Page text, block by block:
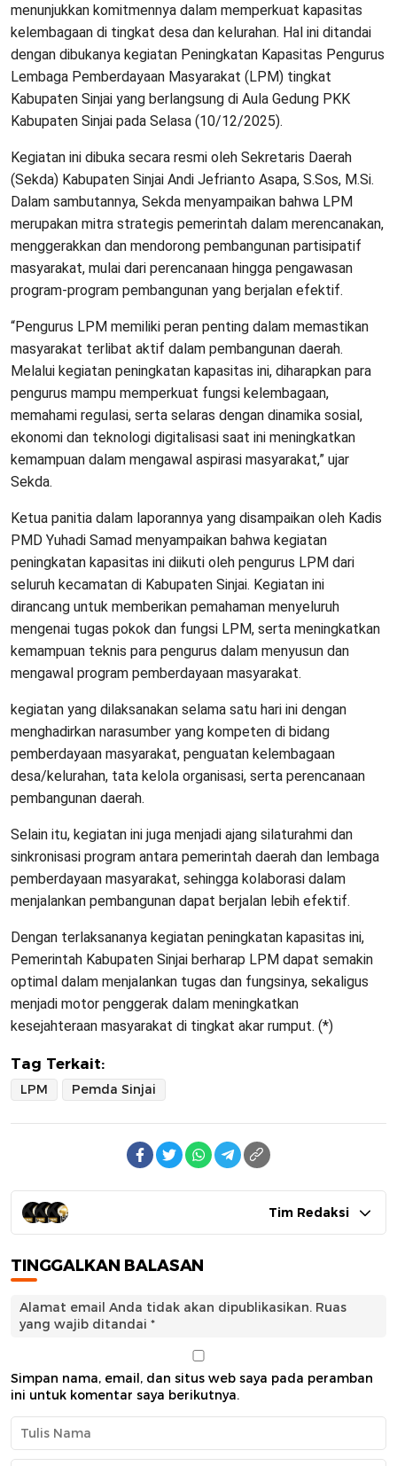
menunjukkan komitmennya dalam memperkuat kapasitas
kelembagaan di tingkat desa dan kelurahan. Hal ini ditandai
dengan dibukanya kegiatan Peningkatan Kapasitas Pengurus
Lembaga Pemberdayaan Masyarakat (LPM) tingkat
Kabupaten Sinjai yang berlangsung di Aula Gedung PKK
Kabupaten Sinjai pada Selasa (10/12/2025).
Kegiatan ini dibuka secara resmi oleh Sekretaris Daerah
(Sekda) Kabupaten Sinjai Andi Jefrianto Asapa, S.Sos, M.Si.
Dalam sambutannya, Sekda menyampaikan bahwa LPM
merupakan mitra strategis pemerintah dalam merencanakan,
menggerakkan dan mendorong pembangunan partisipatif
masyarakat, mulai dari perencanaan hingga pengawasan
program-program pembangunan yang berjalan efektif.
“Pengurus LPM memiliki peran penting dalam memastikan
masyarakat terlibat aktif dalam pembangunan daerah.
Melalui kegiatan peningkatan kapasitas ini, diharapkan para
pengurus mampu memperkuat fungsi kelembagaan,
memahami regulasi, serta selaras dengan dinamika sosial,
ekonomi dan teknologi digitalisasi saat ini meningkatkan
kemampuan dalam mengawal aspirasi masyarakat,” ujar
Sekda.
Ketua panitia dalam laporannya yang disampaikan oleh Kadis
PMD Yuhadi Samad menyampaikan bahwa kegiatan
peningkatan kapasitas ini diikuti oleh pengurus LPM dari
seluruh kecamatan di Kabupaten Sinjai. Kegiatan ini
dirancang untuk memberikan pemahaman menyeluruh
mengenai tugas pokok dan fungsi LPM, serta meningkatkan
kemampuan teknis para pengurus dalam menyusun dan
mengawal program pemberdayaan masyarakat.
kegiatan yang dilaksanakan selama satu hari ini dengan
menghadirkan narasumber yang kompeten di bidang
pemberdayaan masyarakat, penguatan kelembagaan
desa/kelurahan, tata kelola organisasi, serta perencanaan
pembangunan daerah.
Selain itu, kegiatan ini juga menjadi ajang silaturahmi dan
sinkronisasi program antara pemerintah daerah dan lembaga
pemberdayaan masyarakat, sehingga kolaborasi dalam
menjalankan pembangunan dapat berjalan lebih efektif.
Dengan terlaksananya kegiatan peningkatan kapasitas ini,
Pemerintah Kabupaten Sinjai berharap LPM dapat semakin
optimal dalam menjalankan tugas dan fungsinya, sekaligus
menjadi motor penggerak dalam meningkatkan
kesejahteraan masyarakat di tingkat akar rumput. (*)
Tag Terkait:
LPM Pemda Sinjai
Tim Redaksi
TINGGALKAN BALASAN
Alamat email Anda tidak akan dipublikasikan. Ruas
yang wajib ditandai *
Simpan nama, email, dan situs web saya pada peramban
ini untuk komentar saya berikutnya.